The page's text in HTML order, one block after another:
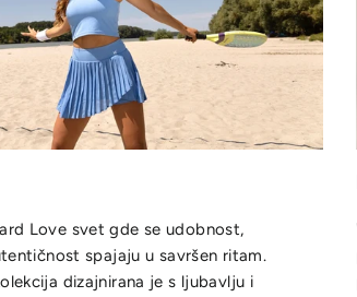
Love svet gde se udobnost,
spajaju u savršen ritam.
dizajnirana je s ljubavlju i